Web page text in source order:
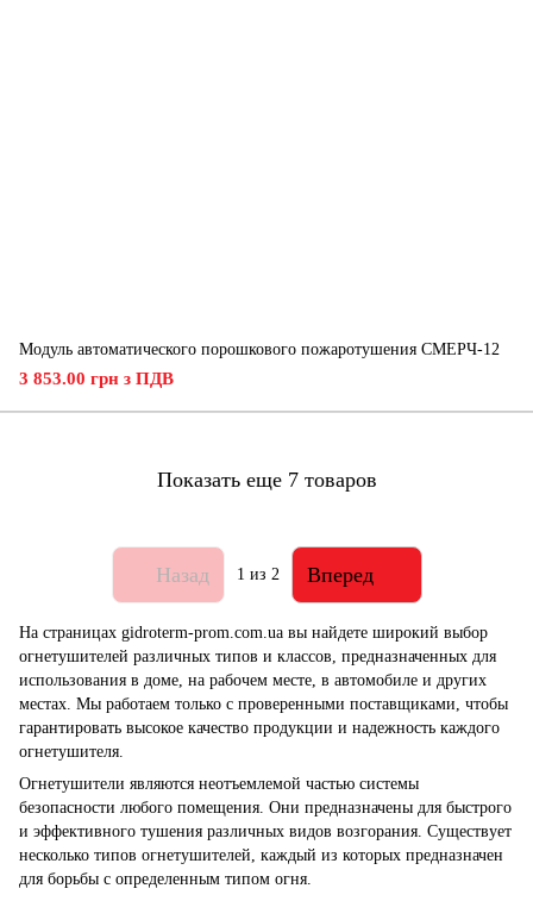
Модуль автоматического порошкового пожаротушения СМЕРЧ-12
3 853.00 грн з ПДВ
Показать еще 7 товаров
Назад 1 из 2 Вперед
На страницах gidroterm-prom.com.ua вы найдете широкий выбор
огнетушителей различных типов и классов, предназначенных для
использования в доме, на рабочем месте, в автомобиле и других
местах. Мы работаем только с проверенными поставщиками, чтобы
гарантировать высокое качество продукции и надежность каждого
огнетушителя.
Огнетушители являются неотъемлемой частью системы
безопасности любого помещения. Они предназначены для быстрого
и эффективного тушения различных видов возгорания. Существует
несколько типов огнетушителей, каждый из которых предназначен
для борьбы с определенным типом огня.